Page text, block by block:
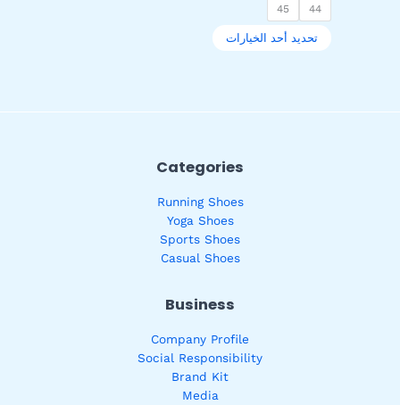
44
45
تحديد أحد الخيارات
Categories
Running Shoes
Yoga Shoes
Sports Shoes
Casual Shoes
Business
Company Profile
Social Responsibility
Brand Kit
Media